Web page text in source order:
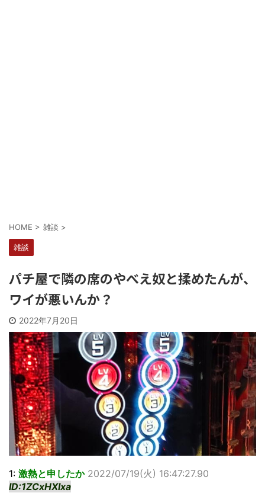
HOME > 雑談 >
雑談
パチ屋で隣の席のやべえ奴と揉めたんが、
ワイが悪いんか？
2022年7月20日
1: 激熱と申したか 2022/07/19(火) 16:47:27.90
ID:1ZCxHXIxa